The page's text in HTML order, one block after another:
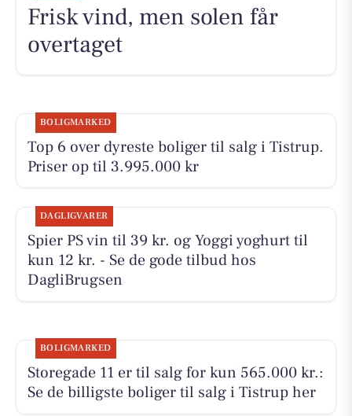
Frisk vind, men solen får
overtaget
BOLIGMARKED
Top 6 over dyreste boliger til salg i Tistrup.
Priser op til 3.995.000 kr
DAGLIGVARER
Spier PS vin til 39 kr. og Yoggi yoghurt til
kun 12 kr. - Se de gode tilbud hos
DagliBrugsen
BOLIGMARKED
Storegade 11 er til salg for kun 565.000 kr.:
Se de billigste boliger til salg i Tistrup her